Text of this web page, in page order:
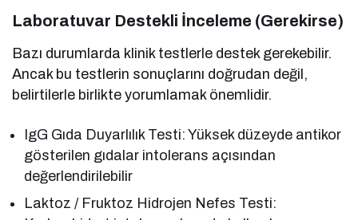
Laboratuvar Destekli İnceleme (Gerekirse)
Bazı durumlarda klinik testlerle destek gerekebilir.
Ancak bu testlerin sonuçlarını doğrudan değil,
belirtilerle birlikte yorumlamak önemlidir.
IgG Gıda Duyarlılık Testi: Yüksek düzeyde antikor
gösterilen gıdalar intolerans açısından
değerlendirilebilir
Laktoz / Fruktoz Hidrojen Nefes Testi: